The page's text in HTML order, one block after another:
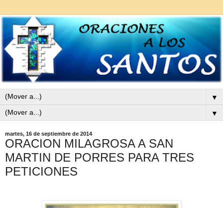
▼
▼
martes, 16 de septiembre de 2014
ORACION MILAGROSA A SAN
MARTIN DE PORRES PARA TRES
PETICIONES